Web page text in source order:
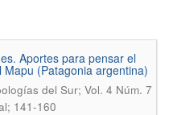
Aportes para pensar el
(Patagonia argentina)
del Sur; Vol. 4 Núm. 7
141-160